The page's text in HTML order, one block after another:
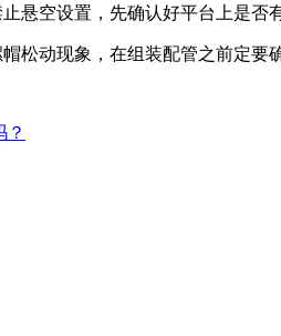
悬空设置，先确认好平台上是否
松动现象，在组装配管之前定要
？